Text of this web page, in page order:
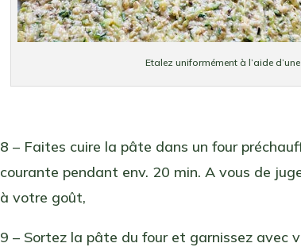
Etalez uniformément à l’aide
8 – Faites cuire la pâte dans un four
courante pendant env. 20 min. A vous de
à votre goût,
9 – Sortez la pâte du four et garnissez avec